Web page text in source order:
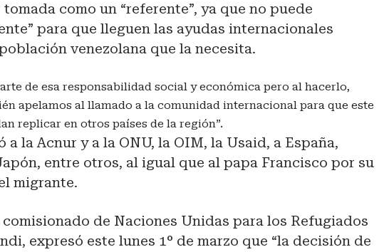
como un “referente”, ya que no puede
para que lleguen las ayudas internacionales
venezolana que la necesita.
de esa responsabilidad social y económica pero al hacerlo,
apelamos al llamado a la comunidad internacional para que este
replicar en otros países de la región”.
a la Acnur y a la ONU, la OIM, la Usaid, a España,
entre otros, al igual que al papa Francisco por su
migrante.
de Naciones Unidas para los Refugiados
expresó este lunes 1° de marzo que “la decisión de